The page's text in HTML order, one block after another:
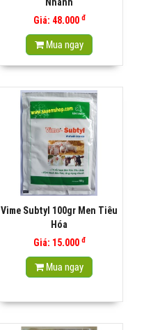
Giá: 48.000 đ
Mua ngay
Vime Subtyl 100gr Men Tiêu
Hóa
Giá: 15.000 đ
Mua ngay